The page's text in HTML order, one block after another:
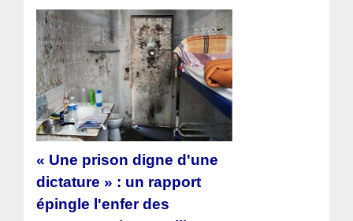
« Une prison digne d'une
dictature » : un rapport
épingle l'enfer des